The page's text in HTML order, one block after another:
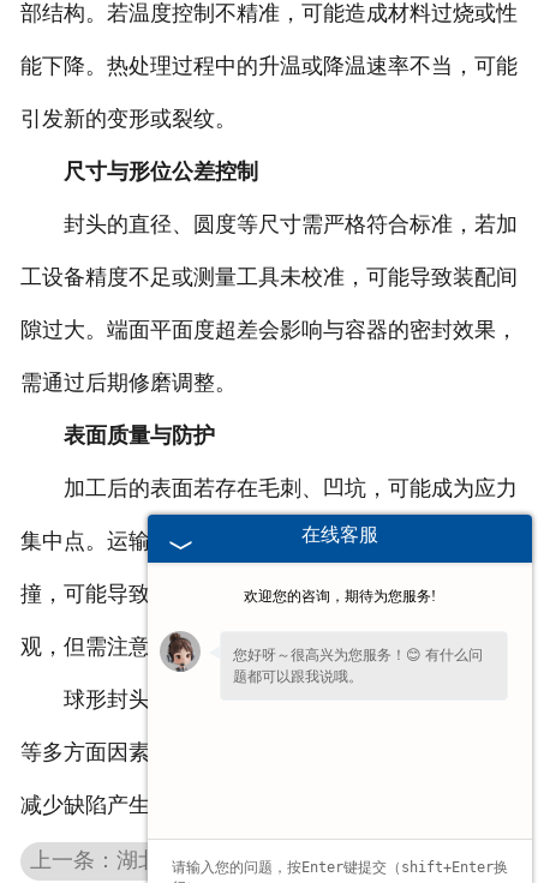
部结构。若温度控制不精准，可能造成材料过烧或性
能下降。热处理过程中的升温或降温速率不当，可能
引发新的变形或裂纹。
尺寸与形位公差控制
封头的直径、圆度等尺寸需严格符合标准，若加
工设备精度不足或测量工具未校准，可能导致装配间
隙过大。端面平面度超差会影响与容器的密封效果，
需通过后期修磨调整。
表面质量与防护
加工后的表面若存在毛刺、凹坑，可能成为应力
集中点。运输或存储过程中防护不当，如与硬物碰
撞，可能导致局部变形。涂层处理不均匀可能影响外
观，但需注意避免使用特定词汇描述防护效果。
球形封头的生产需兼顾材料、工艺、设备与环境
等多方面因素，通过精细化流程管理与质量检测，可
减少缺陷产生，保障产品性能的稳定性。
上一条：湖北不锈钢封头的多元分类与功能适配
在线客服
欢迎您的咨询，期待为您服务!
您好呀～很高兴为您服务！😊 有什么问
题都可以跟我说哦。